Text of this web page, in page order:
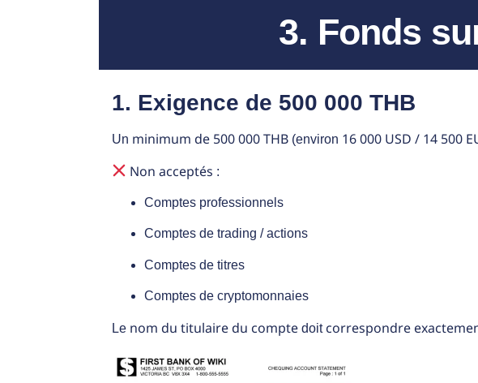
3. Fonds
1. Exigence de 500 000 THB
Un minimum de 500 000 THB (environ 16 000 USD / 14 500
Non acceptés :
Comptes professionnels
Comptes de trading / actions
Comptes de titres
Comptes de cryptomonnaies
Le nom du titulaire du compte doit correspondre